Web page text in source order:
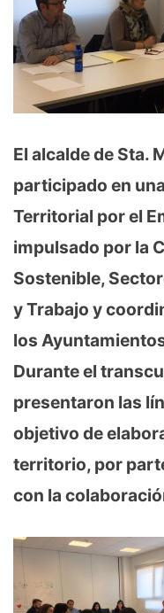
El alcalde de Sta.
participado en
Territorial por el
impulsado por la
Sostenible,
y Trabajo y
los
Durante el
presentaron las
objetivo de
territorio, por
con la